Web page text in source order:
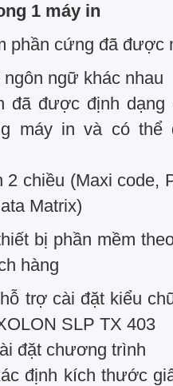
1 máy in
phần cứng đã được
ngữ khác nhau
đã được định
máy in và có thể
2 chiều (Maxi code,
Matrix)
bị phần mềm
hàng
trợ cài đặt kiểu
SLP TX 403
đặt chương trình
định kích thước